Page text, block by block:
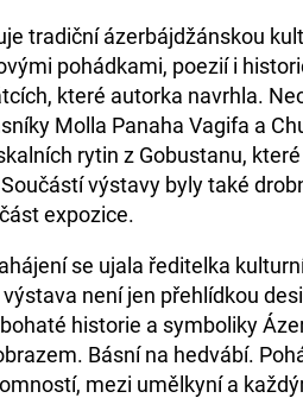
tradiční ázerbájdžánskou
pohádkami, poezií i
které autorka navrhla.
Molla Panaha Vagifa a
rytin z Gobustanu,
výstavy byly také
expozice.
se ujala ředitelka
není jen přehlídkou
historie a symboliky
Básní na hedvábí.
mezi umělkyní a